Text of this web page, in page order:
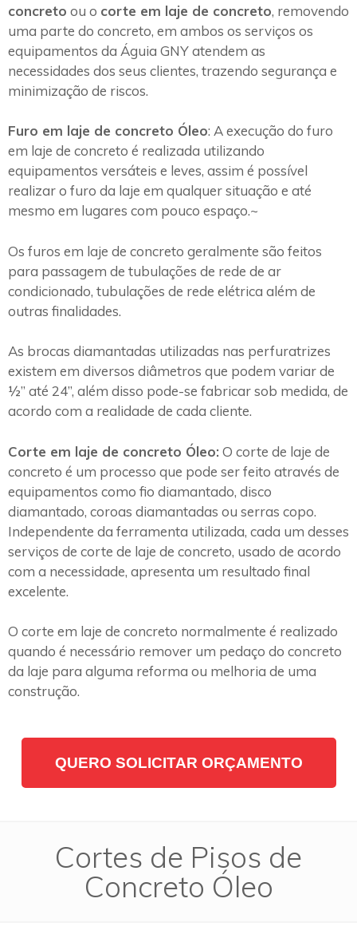
concreto ou o corte em laje de concreto, removendo
uma parte do concreto, em ambos os serviços os
equipamentos da Águia GNY atendem as
necessidades dos seus clientes, trazendo segurança e
minimização de riscos.
Furo em laje de concreto Óleo: A execução do furo
em laje de concreto é realizada utilizando
equipamentos versáteis e leves, assim é possível
realizar o furo da laje em qualquer situação e até
mesmo em lugares com pouco espaço.~
Os furos em laje de concreto geralmente são feitos
para passagem de tubulações de rede de ar
condicionado, tubulações de rede elétrica além de
outras finalidades.
As brocas diamantadas utilizadas nas perfuratrizes
existem em diversos diâmetros que podem variar de
½” até 24”, além disso pode-se fabricar sob medida, de
acordo com a realidade de cada cliente.
Corte em laje de concreto Óleo: O corte de laje de
concreto é um processo que pode ser feito através de
equipamentos como fio diamantado, disco
diamantado, coroas diamantadas ou serras copo.
Independente da ferramenta utilizada, cada um desses
serviços de corte de laje de concreto, usado de acordo
com a necessidade, apresenta um resultado final
excelente.
O corte em laje de concreto normalmente é realizado
quando é necessário remover um pedaço do concreto
da laje para alguma reforma ou melhoria de uma
construção.
QUERO SOLICITAR ORÇAMENTO
Cortes de Pisos de
Concreto Óleo